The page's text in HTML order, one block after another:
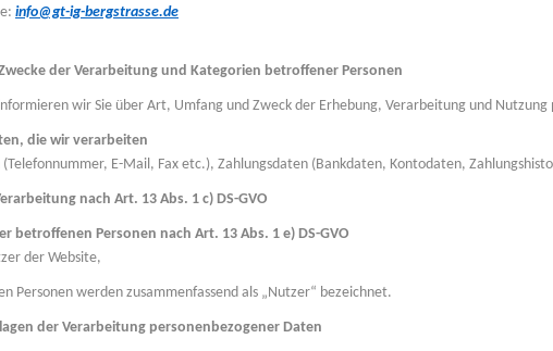
info@gt-ig-bergstrasse.de
der Verarbeitung und Kategorien betroffener Personen
wir Sie über Art, Umfang und Zweck der Erhebung, Verarbeitung und
die wir verarbeiten
E-Mail, Fax etc.), Zahlungsdaten (Bankdaten, Kontodaten,
nach Art. 13 Abs. 1 c) DS-GVO
betroffenen Personen nach Art. 13 Abs. 1 e) DS-GVO
der Website,
Personen werden zusammenfassend als „Nutzer“ bezeichnet.
der Verarbeitung personenbezogener Daten